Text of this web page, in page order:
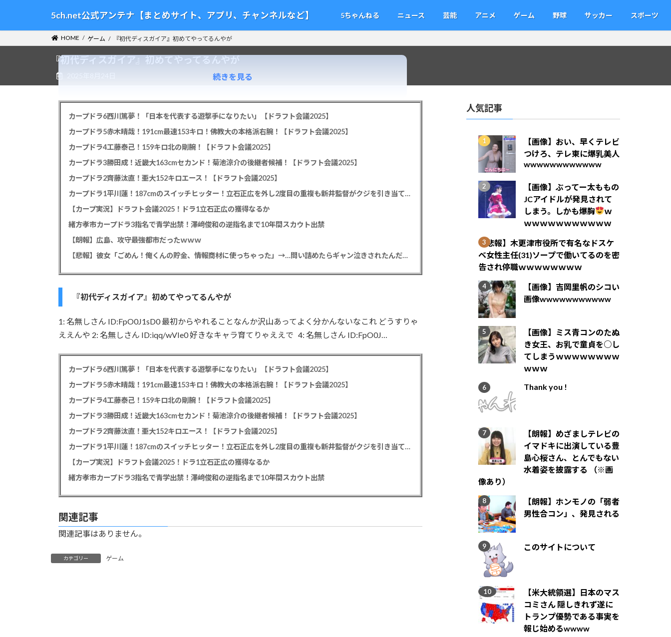
テ
ゲ
5ch.net公式アンテナ【まとめサイト、アプリ、チャンネルなど】 5ちゃんねる ニュース 芸能 アニメ ゲーム 野球 サッカー スポーツ
HOME ゲーム 『初代ディスガイア』初めてやってるんやが
『初代ディスガイア』初めてやってるんやが
カープドラ6西川篤夢！「日本を代表する遊撃手になりたい」【ドラフト会議2025】
カープドラ5赤木晴哉！191cm最速153キロ！佛教大の本格派右腕！【ドラフト会議2025】
カープドラ4工藤泰己！159キロ北の剛腕！【ドラフト会議2025】
カープドラ3勝田成！近畿大163cmセカンド！菊池涼介の後継者候補！【ドラフト会議2025】
カープドラ2齊藤汰直！亜大152キロエース！【ドラフト会議2025】
カープドラ1平川蓮！187cmのスイッチヒッター！立石正広を外し2度目の重複も新井監督がクジを引き当てる！【ドラフト会議2025】
【カープ実況】ドラフト会議2025！ドラ1立石正広の獲得なるか
緒方孝市カープドラ3指名で青学出禁！澤﨑俊和の逆指名まで10年間スカウト出禁
【朗報】広島、攻守最強都市だったｗｗｗ
【悲報】彼女「ごめん！俺くんの貯金、情報商材に使っちゃった」→…問い詰めたらギャン泣きされたんだが俺が悪いのか？
『初代ディスガイア』初めてやってるんやが
1: 名無しさん ID:FpO0J1sD0 最初からやれることなんか沢山あってよく分かんないなこれ どうすりゃ
ええんや 2: 名無しさん ID:iqq/wVIe0 好きなキャラ育てりゃええで 4: 名無しさん ID:FpO0J…
続きを見る
カープドラ6西川篤夢！「日本を代表する遊撃手になりたい」【ドラフト会議2025】
カープドラ5赤木晴哉！191cm最速153キロ！佛教大の本格派右腕！【ドラフト会議2025】
カープドラ4工藤泰己！159キロ北の剛腕！【ドラフト会議2025】
カープドラ3勝田成！近畿大163cmセカンド！菊池涼介の後継者候補！【ドラフト会議2025】
カープドラ2齊藤汰直！亜大152キロエース！【ドラフト会議2025】
カープドラ1平川蓮！187cmのスイッチヒッター！立石正広を外し2度目の重複も新井監督がクジを引き当てる！【ドラフト会議2025】
【カープ実況】ドラフト会議2025！ドラ1立石正広の獲得なるか
緒方孝市カープドラ3指名で青学出禁！澤﨑俊和の逆指名まで10年間スカウト出禁
関連記事
関連記事はありません。
カテゴリー ゲーム
人気記事
【画像】おい、早くテレビ
つけろ、テレ東に爆乳美人
wwwwwwwwwwww
【画像】ぶってー太ももの
JCアイドルが発見されて
しまう。しかも爆胸
ｗ
ｗｗｗｗｗｗｗｗｗｗｗ
【悲報】木更津市役所で有名なドスケ
ベ女性主任(31)ソープで働いてるのを密
告され停職ｗｗｗｗｗｗｗｗ
【画像】吉岡里帆のシコい
画像wwwwwwwwwww
【画像】ミス青コンのたぬ
き女王、お乳で童貞を○し
てしまうｗｗｗｗｗｗｗｗ
ｗｗｗ
Thank you !
【朗報】めざましテレビの
イマドキに出演している豊
島心桜さん、とんでもない
水着姿を披露する （※画
像あり）
【朗報】ホンモノの「弱者
男性合コン」、発見される
このサイトについて
【米大統領選】日本のマス
コミさん 隠しきれず遂に
トランプ優勢である事実を
報じ始めるwwww